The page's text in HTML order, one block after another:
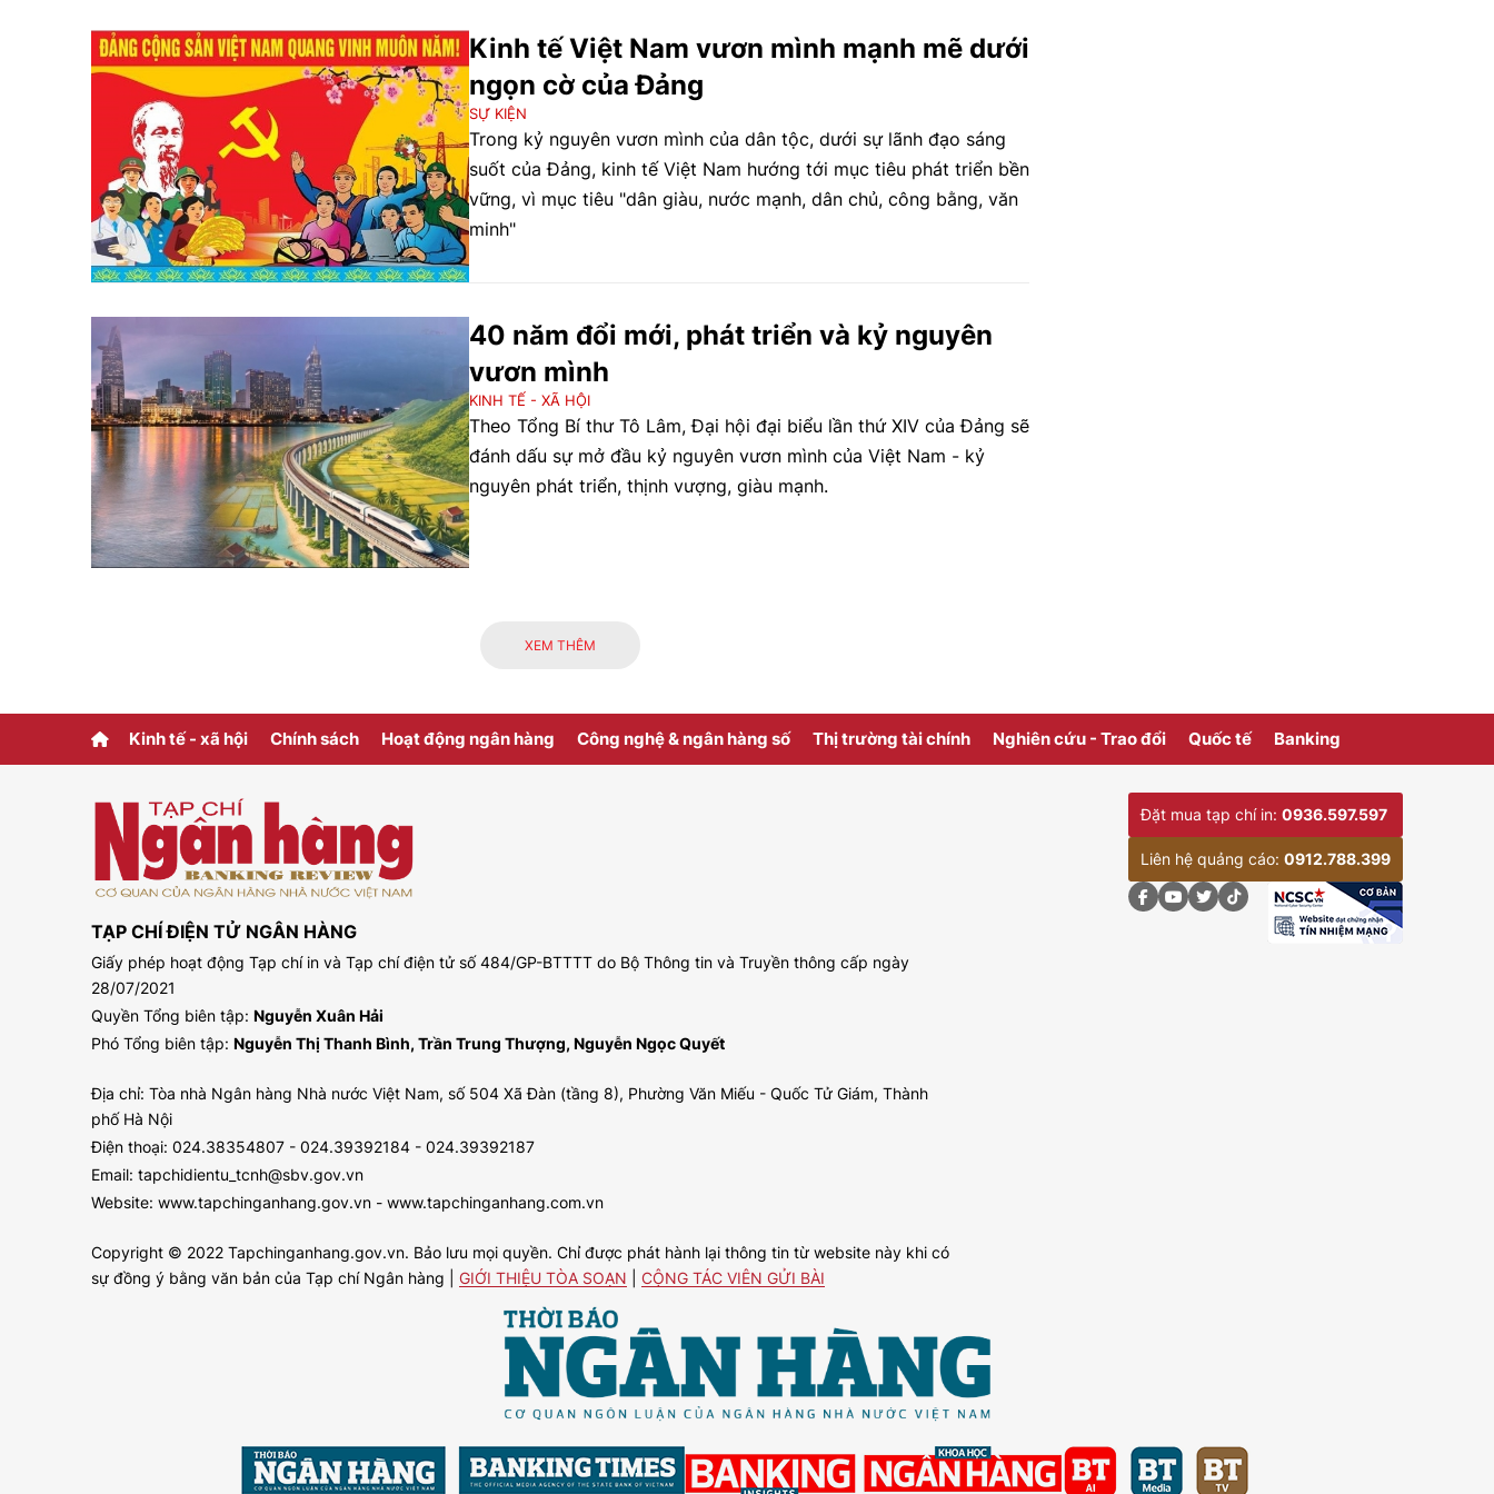
Kinh tế Việt Nam vươn mình mạnh mẽ dưới
ngọn cờ của Đảng
SỰ KIỆN
Trong kỷ nguyên vươn mình của dân tộc, dưới sự lãnh đạo sáng
suốt của Đảng, kinh tế Việt Nam hướng tới mục tiêu phát triển bền
vững, vì mục tiêu "dân giàu, nước mạnh, dân chủ, công bằng, văn
minh"
40 năm đổi mới, phát triển và kỷ nguyên
vươn mình
KINH TẾ - XÃ HỘI
Theo Tổng Bí thư Tô Lâm, Đại hội đại biểu lần thứ XIV của Đảng sẽ
đánh dấu sự mở đầu kỷ nguyên vươn mình của Việt Nam - kỷ
nguyên phát triển, thịnh vượng, giàu mạnh.
XEM THÊM
Kinh tế - xã hội Chính sách Hoạt động ngân hàng Công nghệ & ngân hàng số Thị trường tài chính Nghiên cứu - Trao đổi Quốc tế Banking
TẠP CHÍ ĐIỆN TỬ NGÂN HÀNG
Giấy phép hoạt động Tạp chí in và Tạp chí điện tử số 484/GP-BTTTT do Bộ Thông tin và Truyền thông cấp ngày
28/07/2021
Quyền Tổng biên tập: Nguyễn Xuân Hải
Phó Tổng biên tập: Nguyễn Thị Thanh Bình, Trần Trung Thượng, Nguyễn Ngọc Quyết
Địa chỉ: Tòa nhà Ngân hàng Nhà nước Việt Nam, số 504 Xã Đàn (tầng 8), Phường Văn Miếu - Quốc Tử Giám, Thành
phố Hà Nội
Điện thoại: 024.38354807 - 024.39392184 - 024.39392187
Email: tapchidientu_tcnh@sbv.gov.vn
Website: www.tapchinganhang.gov.vn - www.tapchinganhang.com.vn
Copyright © 2022 Tapchinganhang.gov.vn. Bảo lưu mọi quyền. Chỉ được phát hành lại thông tin từ website này khi có
sự đồng ý bằng văn bản của Tạp chí Ngân hàng | GIỚI THIỆU TÒA SOẠN CỘNG TÁC VIÊN GỬI BÀI
Đặt mua tạp chí in: 0936.597.597
Liên hệ quảng cáo: 0912.788.399